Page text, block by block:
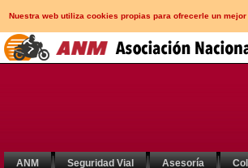
Nuestra web utiliza cookies propias para ofrecerle un
ANM Seguridad Vial Asesoría